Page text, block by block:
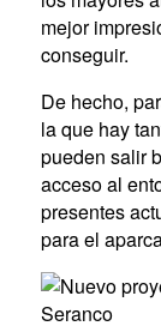
mejor
conseguir.
De hecho,
la que hay
pueden salir
acceso al
presentes
para el